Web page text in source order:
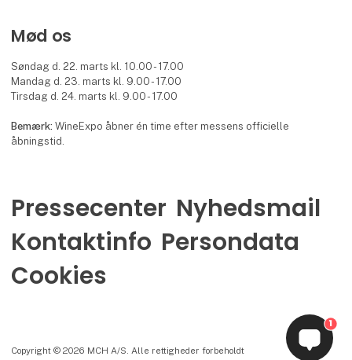
Mød os
Søndag d. 22. marts kl. 10.00 - 17.00
Mandag d. 23. marts kl. 9.00 - 17.00
Tirsdag d. 24. marts kl. 9.00 - 17.00
Bemærk:WineExpo åbner én time efter messens officielle
åbningstid.
Pressecenter Nyhedsmail
Kontaktinfo Persondata
Cookies
Copyright © 2026 MCH A/S. Alle rettigheder forbeholdt
1